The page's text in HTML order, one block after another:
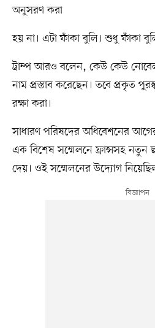
অনুসরণ করা
হয় না। এটা ফাঁকা বুলি। শুধু ফাঁকা
ট্রাম্প আরও বলেন, কেউ কেউ নোবেল
নাম প্রস্তাব করেছেন। তবে প্রকৃত
রক্ষা করা।
সাধারণ পরিষদের অধিবেশনের
এক বিশেষ সম্মেলনে ফ্রান্সসহ নতুন
দেয়। ওই সম্মেলনের উদ্যোগ